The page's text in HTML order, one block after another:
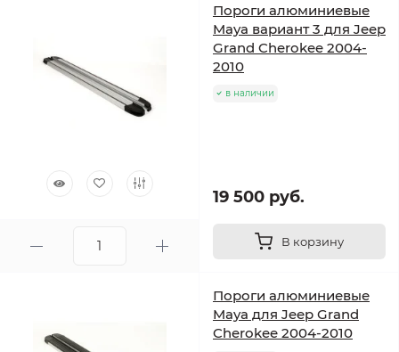
Пороги алюминиевые
Maya вариант 3 для Jeep
Grand Cherokee 2004-
2010
в наличии
19 500 руб.
В корзину
Пороги алюминиевые
Maya для Jeep Grand
Cherokee 2004-2010